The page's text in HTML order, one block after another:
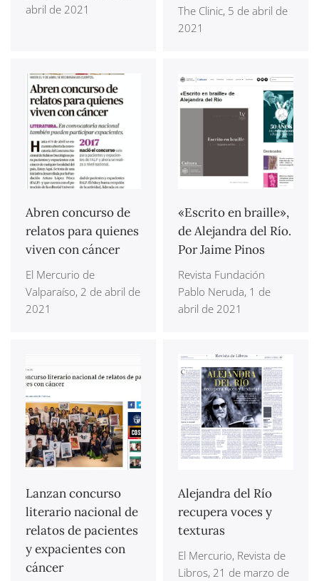
abril de 2021
The Clinic, 5 de abril de
2021
Abren concurso de
relatos para quienes
viven con cáncer
El Mercurio de
Valparaíso, 2 de abril de
2021
«Escrito en braille»,
de Alejandra del Río.
Por Jaime Pinos
Revista Fundación
Pablo Neruda, 1 de
abril de 2021
Lanzan concurso
literario nacional de
relatos de pacientes
y expacientes con
cáncer
Alejandra del Río
recupera voces y
texturas
El Mercurio, Revista de
Libros, 21 de marzo de